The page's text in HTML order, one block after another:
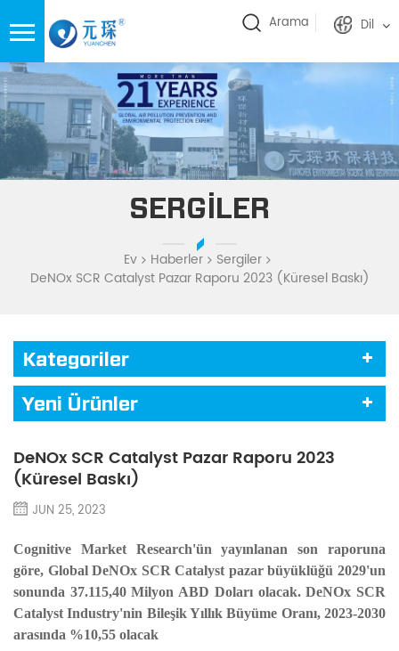
Arama Dil
SERGILER
Ev Haberler
Sergiler
DeNOx SCR Catalyst Pazar Raporu 2023 (Küresel Baskı)
Kategoriler
Yeni Ürünler
DeNOx SCR Catalyst Pazar Raporu 2023
(Küresel Baskı)
JUN 25, 2023
Cognitive Market Research'ün yayınlanan son raporuna
göre, Global DeNOx SCR Catalyst pazar büyüklüğü 2029'un
sonunda 37.115,40 Milyon ABD Doları olacak. DeNOx SCR
Catalyst Industry'nin Bileşik Yıllık Büyüme Oranı, 2023-2030
arasında %10,55 olacak